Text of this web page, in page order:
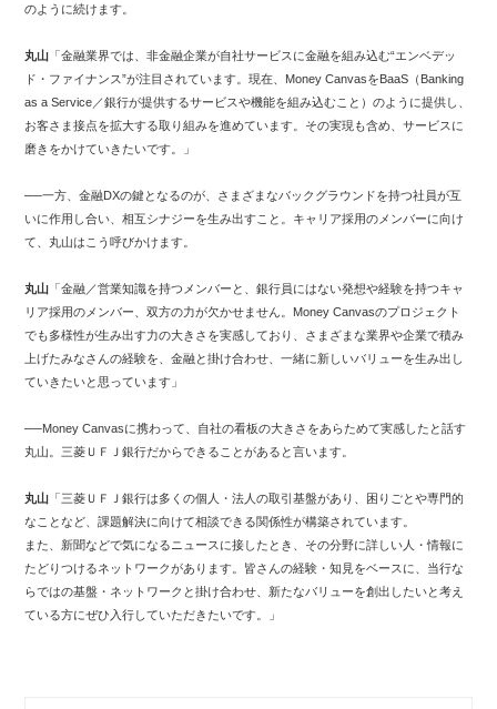
のように続けます。
丸山 「金融業界では、非金融企業が自社サービスに金融を組み込む“エンベデッ
ド・ファイナンス”が注目されています。現在、Money CanvasをBaaS（Banking
as a Service／銀行が提供するサービスや機能を組み込むこと）のように提供し、
お客さま接点を拡大する取り組みを進めています。その実現も含め、サービスに
磨きをかけていきたいです。」
──一方、金融DXの鍵となるのが、さまざまなバックグラウンドを持つ社員が互
いに作用し合い、相互シナジーを生み出すこと。キャリア採用のメンバーに向け
て、丸山はこう呼びかけます。
丸山 「金融／営業知識を持つメンバーと、銀行員にはない発想や経験を持つキャ
リア採用のメンバー、双方の力が欠かせません。Money Canvasのプロジェクト
でも多様性が生み出す力の大きさを実感しており、さまざまな業界や企業で積み
上げたみなさんの経験を、金融と掛け合わせ、一緒に新しいバリューを生み出し
ていきたいと思っています」
──Money Canvasに携わって、自社の看板の大きさをあらためて実感したと話す
丸山。三菱ＵＦＪ銀行だからできることがあると言います。
丸山 「三菱ＵＦＪ銀行は多くの個人・法人の取引基盤があり、困りごとや専門的
なことなど、課題解決に向けて相談できる関係性が構築されています。
また、新聞などで気になるニュースに接したとき、その分野に詳しい人・情報に
たどりつけるネットワークがあります。皆さんの経験・知見をベースに、当行な
らではの基盤・ネットワークと掛け合わせ、新たなバリューを創出したいと考え
ている方にぜひ入行していただきたいです。」